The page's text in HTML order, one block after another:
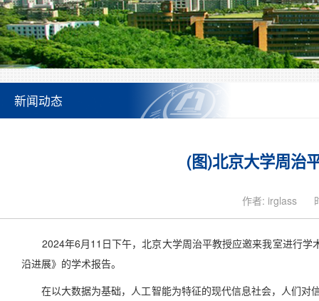
新闻动态
(图)北京大学周治
作者: irglass
2024年6月11日下午，北京大学周治平教授应邀来我室进行学
沿进展》的学术报告。
在以大数据为基础，人工智能为特征的现代信息社会，人们对